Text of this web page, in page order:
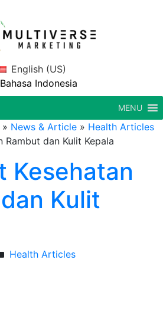
English (US)
Bahasa Indonesia
MENU
» News & Article » Health Articles
Rambut dan Kulit Kepala
Kesehatan
Kulit
Health Articles